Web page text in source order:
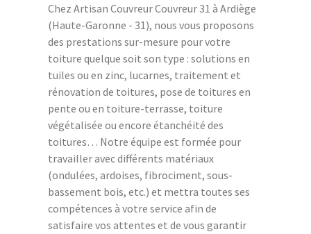
Chez Artisan Couvreur Couvreur 31 à Ardiège
(Haute-Garonne - 31), nous vous proposons
des prestations sur-mesure pour votre
toiture quelque soit son type : solutions en
tuiles ou en zinc, lucarnes, traitement et
rénovation de toitures, pose de toitures en
pente ou en toiture-terrasse, toiture
végétalisée ou encore étanchéité des
toitures… Notre équipe est formée pour
travailler avec différents matériaux
(ondulées, ardoises, fibrociment, sous-
bassement bois, etc.) et mettra toutes ses
compétences à votre service afin de
satisfaire vos attentes et de vous garantir